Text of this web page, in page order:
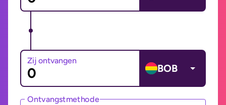
Zij ontvangen
BOB
Ontvangstmethode